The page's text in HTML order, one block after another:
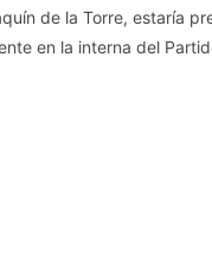
de la Torre, estaría
en la interna del